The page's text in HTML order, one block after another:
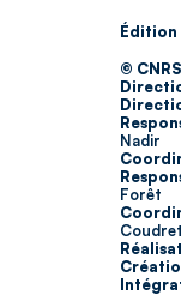
Édition
© CNRS
Nadir
Forêt
Coudret